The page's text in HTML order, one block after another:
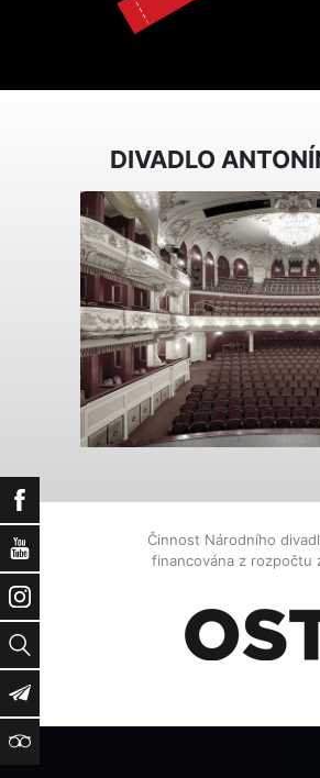
Facebook
YouTube
Instagram
Vyhledat
Newsletter
TripAdvisor
DIVADLO
Činnost Národního
financována z rozpočtu